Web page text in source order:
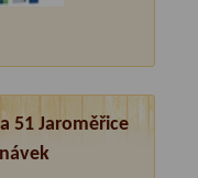
51 Jaroměřice